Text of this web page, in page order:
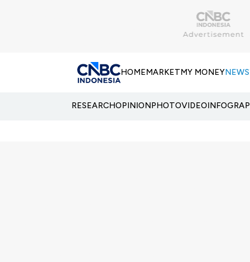
HOMEMARKETMY MONEYNEWS
RESEARCHOPINIONPHOTOVIDEO